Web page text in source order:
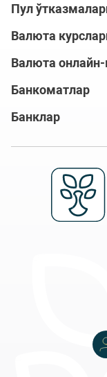
Пул
Валюта
Валюта
Банкоматлар
Банклар